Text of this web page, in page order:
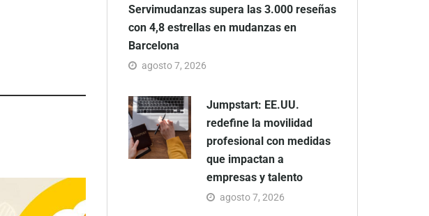
mayores de 50
Servimudanzas supera las 3.000 reseñas
con 4,8 estrellas en mudanzas en
Barcelona
agosto 7, 2026
Jumpstart: EE.UU.
redefine la movilidad
profesional con medidas
que impactan a
empresas y talento
agosto 7, 2026